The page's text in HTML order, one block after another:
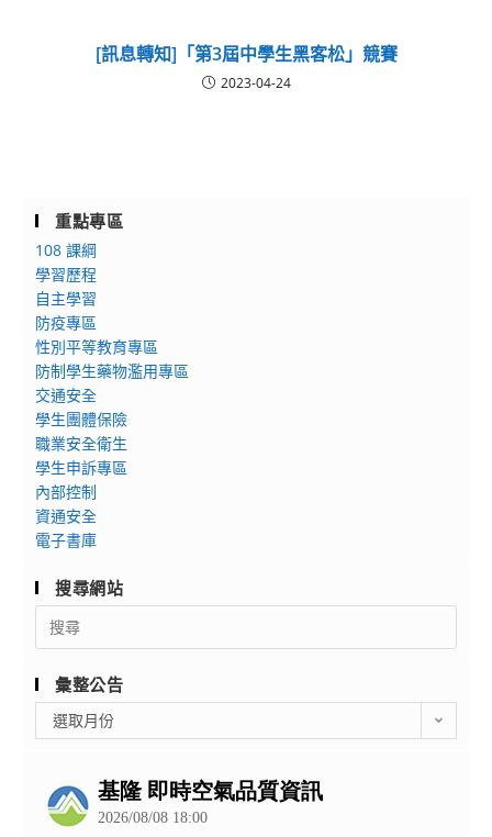
[訊息轉知]「第3屆中學生黑客松」競賽
2023-04-24
重點專區
108 課綱
學習歷程
自主學習
防疫專區
性別平等教育專區
防制學生藥物濫用專區
交通安全
學生團體保險
職業安全衛生
學生申訴專區
內部控制
資通安全
電子書庫
搜尋網站
Search
for:
彙整公告
整
選取月份